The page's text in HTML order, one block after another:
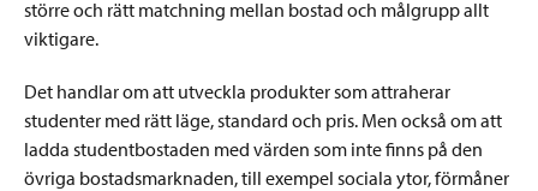
större och rätt matchning mellan bostad och målgrupp allt
viktigare.
Det handlar om att utveckla produkter som attraherar
studenter med rätt läge, standard och pris. Men också om att
ladda studentbostaden med värden som inte finns på den
övriga bostadsmarknaden, till exempel sociala ytor, förmåner